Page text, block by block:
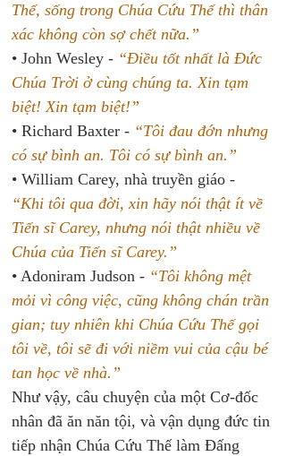
Thế, sống trong Chúa Cứu Thế thì thân
xác không còn sợ chết nữa.”
• John Wesley - “Điều tốt nhất là Đức
Chúa Trời ở cùng chúng ta. Xin tạm
biệt! Xin tạm biệt!”
• Richard Baxter - “Tôi đau đớn nhưng
có sự bình an. Tôi có sự bình an.”
• William Carey, nhà truyền giáo -
“Khi tôi qua đời, xin hãy nói thật ít về
Tiến sĩ Carey, nhưng nói thật nhiều về
Chúa của Tiến sĩ Carey.”
• Adoniram Judson - “Tôi không mệt
mỏi vì công việc, cũng không chán trần
gian; tuy nhiên khi Chúa Cứu Thế gọi
tôi về, tôi sẽ đi với niềm vui của cậu bé
tan học về nhà.”
Như vậy, câu chuyện của một Cơ-đốc
nhân đã ăn năn tội, và vận dụng đức tin
tiếp nhận Chúa Cứu Thế làm Đấng